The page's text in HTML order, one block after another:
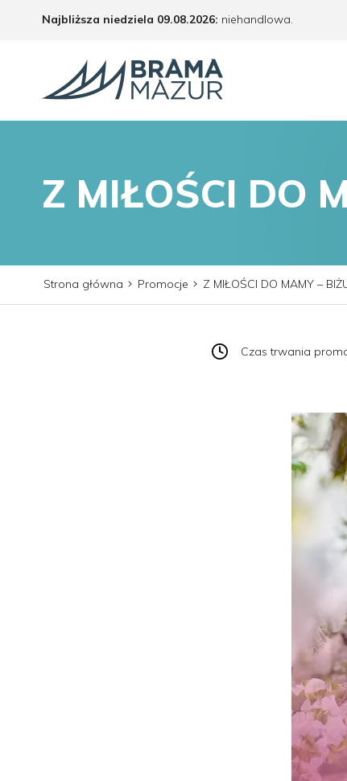
Najbliższa niedziela 09.08.2026: niehandlowa.
Z MIŁOŚCI DO
Strona główna Promocje Z MIŁOŚCI DO MAMY –
Czas trwania